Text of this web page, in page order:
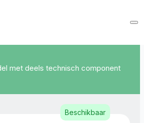
met deels technisch component
Beschikbaar